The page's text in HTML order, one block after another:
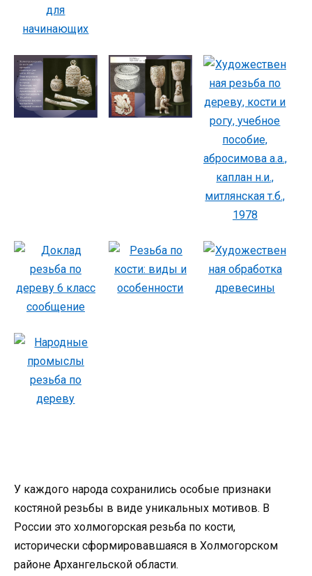
У каждого народа сохранились особые признаки
костяной резьбы в виде уникальных мотивов. В
России это холмогорская резьба по кости,
исторически сформировавшаяся в Холмогорском
районе Архангельской области.